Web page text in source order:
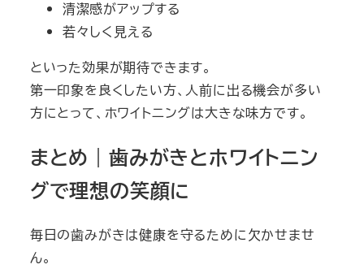
清潔感がアップする
若々しく見える
といった効果が期待できます。
第一印象を良くしたい方、人前に出る機会が多い
方にとって、ホワイトニングは大きな味方です。
まとめ｜歯みがきとホワイトニン
グで理想の笑顔に
毎日の歯みがきは健康を守るために欠かせませ
ん。